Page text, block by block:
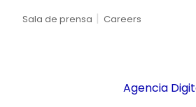
Sala de prensa Careers
Agencia